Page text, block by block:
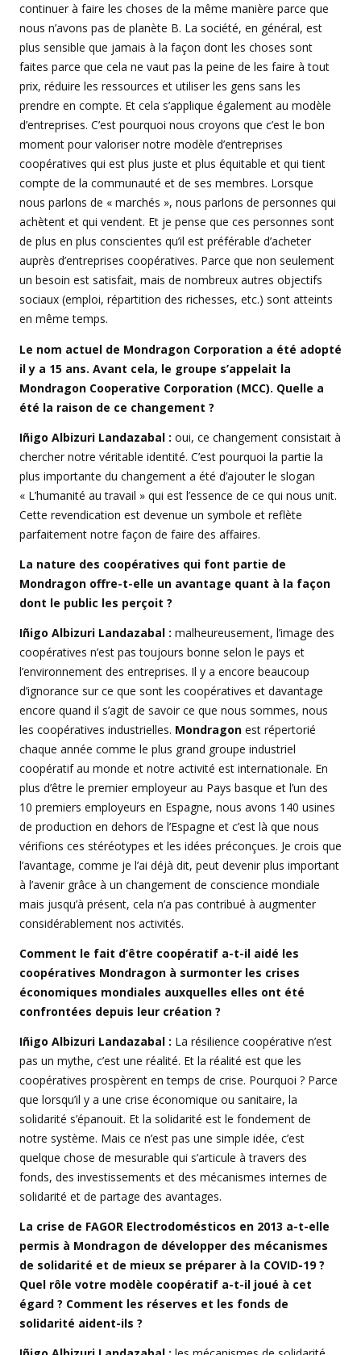
continuer à faire les choses de la même manière parce que
nous n’avons pas de planète B. La société, en général, est
plus sensible que jamais à la façon dont les choses sont
faites parce que cela ne vaut pas la peine de les faire à tout
prix, réduire les ressources et utiliser les gens sans les
prendre en compte. Et cela s’applique également au modèle
d’entreprises. C’est pourquoi nous croyons que c’est le bon
moment pour valoriser notre modèle d’entreprises
coopératives qui est plus juste et plus équitable et qui tient
compte de la communauté et de ses membres. Lorsque
nous parlons de « marchés », nous parlons de personnes qui
achètent et qui vendent. Et je pense que ces personnes sont
de plus en plus conscientes qu’il est préférable d’acheter
auprès d’entreprises coopératives. Parce que non seulement
un besoin est satisfait, mais de nombreux autres objectifs
sociaux (emploi, répartition des richesses, etc.) sont atteints
en même temps.
Le nom actuel de Mondragon Corporation a été adopté
il y a 15 ans. Avant cela, le groupe s’appelait la
Mondragon Cooperative Corporation (MCC). Quelle a
été la raison de ce changement ?
Iñigo Albizuri Landazabal : oui, ce changement consistait à
chercher notre véritable identité. C’est pourquoi la partie la
plus importante du changement a été d’ajouter le slogan
« L’humanité au travail » qui est l’essence de ce qui nous unit.
Cette revendication est devenue un symbole et reflète
parfaitement notre façon de faire des affaires.
La nature des coopératives qui font partie de
Mondragon offre-t-elle un avantage quant à la façon
dont le public les perçoit ?
Iñigo Albizuri Landazabal : malheureusement, l’image des
coopératives n’est pas toujours bonne selon le pays et
l’environnement des entreprises. Il y a encore beaucoup
d’ignorance sur ce que sont les coopératives et davantage
encore quand il s’agit de savoir ce que nous sommes, nous
les coopératives industrielles. Mondragon est répertorié
chaque année comme le plus grand groupe industriel
coopératif au monde et notre activité est internationale. En
plus d’être le premier employeur au Pays basque et l’un des
10 premiers employeurs en Espagne, nous avons 140 usines
de production en dehors de l’Espagne et c’est là que nous
vérifions ces stéréotypes et les idées préconçues. Je crois que
l’avantage, comme je l’ai déjà dit, peut devenir plus important
à l’avenir grâce à un changement de conscience mondiale
mais jusqu’à présent, cela n’a pas contribué à augmenter
considérablement nos activités.
Comment le fait d’être coopératif a-t-il aidé les
coopératives Mondragon à surmonter les crises
économiques mondiales auxquelles elles ont été
confrontées depuis leur création ?
Iñigo Albizuri Landazabal : La résilience coopérative n’est
pas un mythe, c’est une réalité. Et la réalité est que les
coopératives prospèrent en temps de crise. Pourquoi ? Parce
que lorsqu’il y a une crise économique ou sanitaire, la
solidarité s’épanouit. Et la solidarité est le fondement de
notre système. Mais ce n’est pas une simple idée, c’est
quelque chose de mesurable qui s’articule à travers des
fonds, des investissements et des mécanismes internes de
solidarité et de partage des avantages.
La crise de FAGOR Electrodomésticos en 2013 a-t-elle
permis à Mondragon de développer des mécanismes
de solidarité et de mieux se préparer à la COVID-19 ?
Quel rôle votre modèle coopératif a-t-il joué à cet
égard ? Comment les réserves et les fonds de
solidarité aident-ils ?